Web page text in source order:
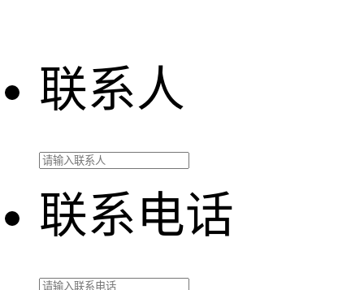
联系人
联系电话